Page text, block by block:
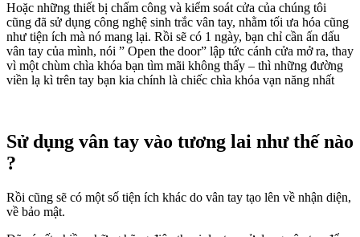
Hoặc những thiết bị chấm công và kiểm soát cửa của chúng tôi
cũng đã sử dụng công nghệ sinh trắc vân tay, nhằm tối ưa hóa cũng
như tiện ích mà nó mang lại. Rồi sẽ có 1 ngày, bạn chỉ cần ấn dấu
vân tay của mình, nói ” Open the door” lập tức cánh cửa mở ra, thay
vì một chùm chìa khóa bạn tìm mãi không thấy – thì những đường
viền lạ kì trên tay bạn kia chính là chiếc chìa khóa vạn năng nhất
Sử dụng vân tay vào tương lai như thế nào
?
Rồi cũng sẽ có một số tiện ích khác do vân tay tạo lên về nhận diện,
về bảo mật.